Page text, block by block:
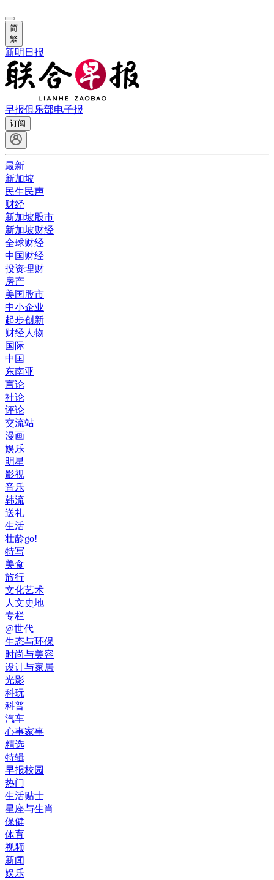
简
繁
新明日报
早报俱乐部电子报
订阅
最新
新加坡
民生民声
财经
新加坡股市
新加坡财经
全球财经
中国财经
投资理财
房产
美国股市
中小企业
起步创新
财经人物
国际
中国
东南亚
言论
社论
评论
交流站
漫画
娱乐
明星
影视
音乐
韩流
送礼
生活
壮龄go!
特写
美食
旅行
文化艺术
人文史地
专栏
@世代
生态与环保
时尚与美容
设计与家居
光影
科玩
科普
汽车
心事家事
精选
特辑
早报校园
热门
生活贴士
星座与生肖
保健
体育
视频
新闻
娱乐